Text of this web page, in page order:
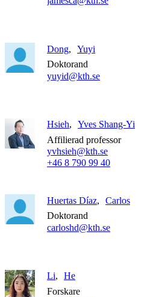
Dong
Yuyi
Doktorand
yuyid@kth.se
Hsieh
Yves Shang-Yi
Affilierad professor
yvhsieh@kth.se
+46 8 790 99 40
Huertas Díaz
Carlos
Doktorand
carloshd@kth.se
Li
He
Forskare